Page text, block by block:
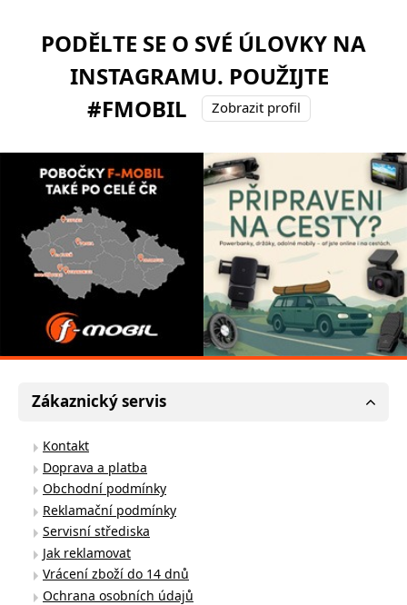
PODĚLTE SE O SVÉ ÚLOVKY NA
INSTAGRAMU. POUŽIJTE
#FMOBIL
Zobrazit profil
Zákaznický servis
Kontakt
Doprava a platba
Obchodní podmínky
Reklamační podmínky
Servisní střediska
Jak reklamovat
Vrácení zboží do 14 dnů
Ochrana osobních údajů